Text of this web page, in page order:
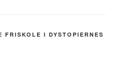
FRISKOLE I DYSTOPIERNES